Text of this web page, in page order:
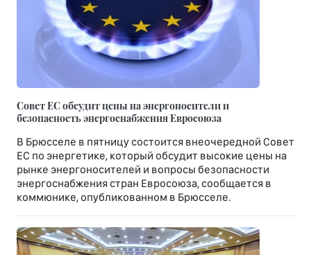
Совет ЕС обсудит цены на энергоносители и
безопасность энергоснабжения Евросоюза
В Брюсселе в пятницу состоится внеочередной Совет
ЕС по энергетике, который обсудит высокие цены на
рынке энергоносителей и вопросы безопасности
энергоснабжения стран Евросоюза, сообщается в
коммюнике, опубликованном в Брюсселе.